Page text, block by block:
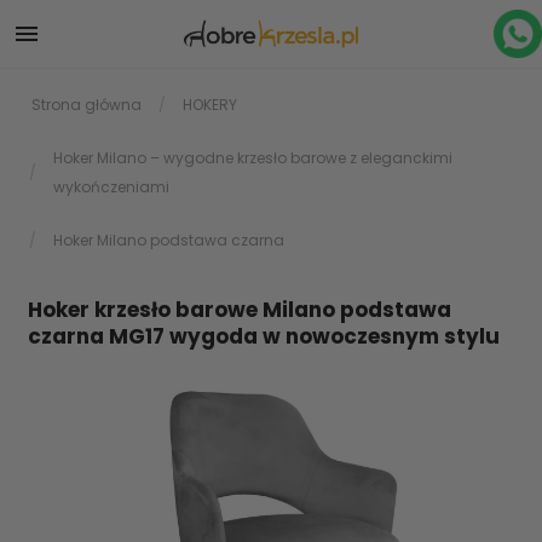

Strona główna HOKERY
Hoker Milano – wygodne krzesło barowe z eleganckimi
wykończeniami
Hoker Milano podstawa czarna
Hoker krzesło barowe Milano podstawa
czarna MG17 wygoda w nowoczesnym stylu